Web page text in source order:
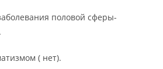
половой сферы-
( нет).